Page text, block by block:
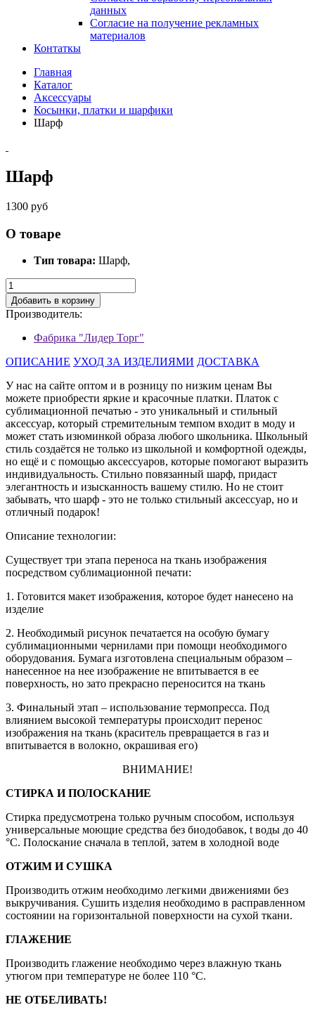
данных
Согласие на получение рекламных
материалов
Контаткы
Главная
Каталог
Аксессуары
Косынки, платки и шарфики
Шарф
Шарф
1300 руб
О товаре
Тип товара: Шарф,
Добавить в корзину
Производитель:
Фабрика "Лидер Торг"
ОПИСАНИЕ УХОД ЗА ИЗДЕЛИЯМИ ДОСТАВКА
У нас на сайте оптом и в розницу по низким ценам Вы
можете приобрести яркие и красочные платки. Платок с
сублимационной печатью - это уникальный и стильный
аксессуар, который стремительным темпом входит в моду и
может стать изюминкой образа любого школьника. Школьный
стиль создаётся не только из школьной и комфортной одежды,
но ещё и с помощью аксессуаров, которые помогают выразить
индивидуальность. Стильно повязанный шарф, придаст
элегантность и изысканность вашему стилю. Но не стоит
забывать, что шарф - это не только стильный аксессуар, но и
отличный подарок!
Описание технологии:
Существует три этапа переноса на ткань изображения
посредством сублимационной печати:
1. Готовится макет изображения, которое будет нанесено на
изделие
2. Необходимый рисунок печатается на особую бумагу
сублимационными чернилами при помощи необходимого
оборудования. Бумага изготовлена специальным образом –
нанесенное на нее изображение не впитывается в ее
поверхность, но зато прекрасно переносится на ткань
3. Финальный этап – использование термопресса. Под
влиянием высокой температуры происходит перенос
изображения на ткань (краситель превращается в газ и
впитывается в волокно, окрашивая его)
ВНИМАНИЕ!
СТИРКА И ПОЛОСКАНИЕ
Стирка предусмотрена только ручным способом, используя
универсальные моющие средства без биодобавок, t воды до 40
°С. Полоскание сначала в теплой, затем в холодной воде
ОТЖИМ И СУШКА
Производить отжим необходимо легкими движениями без
выкручивания. Сушить изделия необходимо в расправленном
состоянии на горизонтальной поверхности на сухой ткани.
ГЛАЖЕНИЕ
Производить глажение необходимо через влажную ткань
утюгом при температуре не более 110 °С.
НЕ ОТБЕЛИВАТЬ!